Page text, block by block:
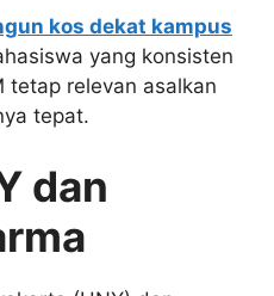
kos dekat kampus
yang konsisten
tetap relevan asalkan
tepat.
dan